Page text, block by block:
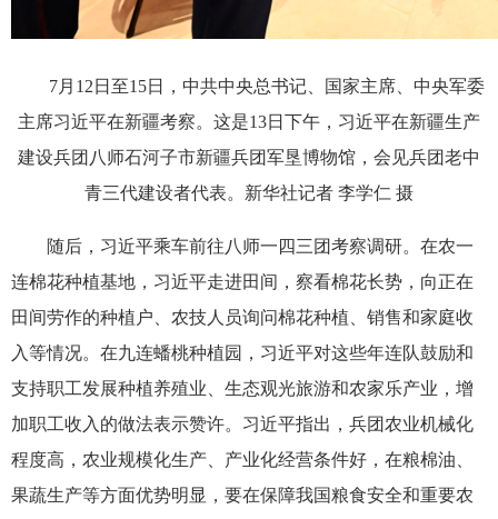
7月12日至15日，中共中央总书记、国家主席、中央军委
主席习近平在新疆考察。这是13日下午，习近平在新疆生产
建设兵团八师石河子市新疆兵团军垦博物馆，会见兵团老中
青三代建设者代表。新华社记者 李学仁 摄
随后，习近平乘车前往八师一四三团考察调研。在农一
连棉花种植基地，习近平走进田间，察看棉花长势，向正在
田间劳作的种植户、农技人员询问棉花种植、销售和家庭收
入等情况。在九连蟠桃种植园，习近平对这些年连队鼓励和
支持职工发展种植养殖业、生态观光旅游和农家乐产业，增
加职工收入的做法表示赞许。习近平指出，兵团农业机械化
程度高，农业规模化生产、产业化经营条件好，在粮棉油、
果蔬生产等方面优势明显，要在保障我国粮食安全和重要农